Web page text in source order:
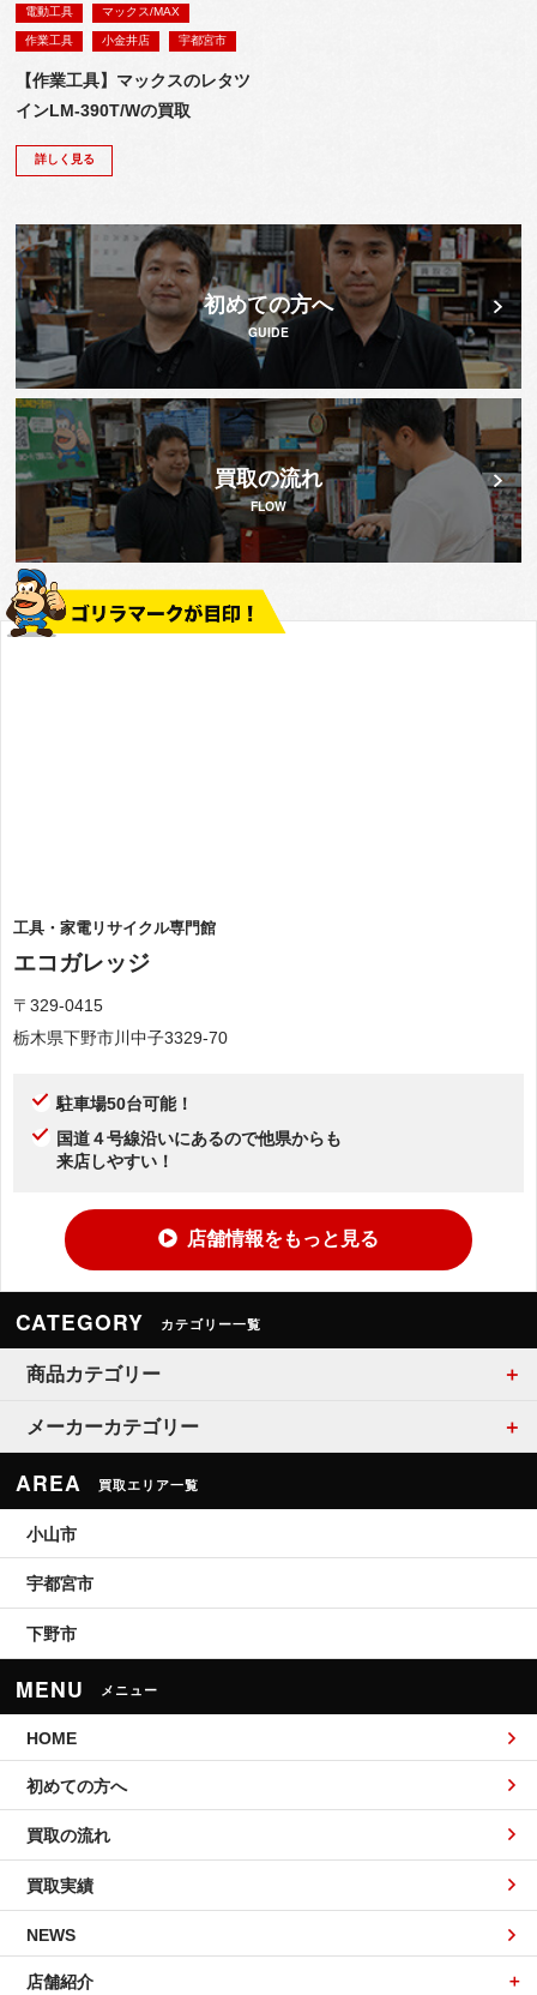
電動工具 マックス/MAX
作業工具 小金井店 宇都宮市
【作業工具】マックスのレタツ
インLM-390T/Wの買取
詳しく見る
初めての方へ
GUIDE
買取の流れ
FLOW
工具・家電リサイクル専門館
エコガレッジ
〒329-0415
栃木県下野市川中子3329-70
駐車場50台可能！
国道４号線沿いにあるので他県からも
来店しやすい！
店舗情報をもっと見る
CATEGORY カテゴリー一覧
商品カテゴリー
メーカーカテゴリー
AREA 買取エリア一覧
小山市
宇都宮市
下野市
MENU メニュー
HOME
初めての方へ
買取の流れ
買取実績
NEWS
店舗紹介